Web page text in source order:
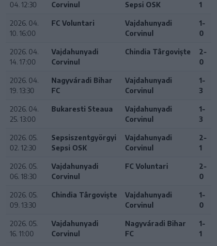
04. 12:30
Corvinul
Sepsi OSK
1
2026. 04.
10. 16:00
FC Voluntari
Vajdahunyadi
Corvinul
1-
0
2026. 04.
14. 17:00
Vajdahunyadi
Corvinul
Chindia Târgoviște
2-
0
2026. 04.
19. 13:30
Nagyváradi Bihar
FC
Vajdahunyadi
Corvinul
1-
3
2026. 04.
25. 13:00
Bukaresti Steaua
Vajdahunyadi
Corvinul
1-
3
2026. 05.
02. 12:30
Sepsiszentgyörgyi
Sepsi OSK
Vajdahunyadi
Corvinul
2-
1
2026. 05.
06. 18:30
Vajdahunyadi
Corvinul
FC Voluntari
2-
0
2026. 05.
09. 13:30
Chindia Târgoviște
Vajdahunyadi
Corvinul
1-
0
2026. 05.
16. 11:00
Vajdahunyadi
Corvinul
Nagyváradi Bihar
FC
1-
1